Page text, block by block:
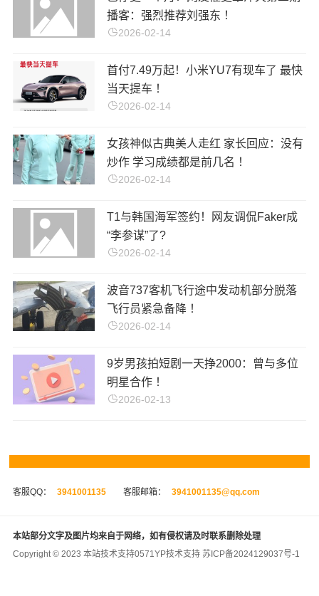
播客：强烈推荐刘强东 ！
2026-02-14
首付7.49万起！小米YU7有现车了 最快
当天提车 ！
2026-02-14
女孩神似古典美人走红 家长回应：没有
炒作 学习成绩都是前几名 ！
2026-02-14
T1与韩国海军签约！网友调侃Faker成
“李参谋”了?
2026-02-14
波音737客机飞行途中发动机部分脱落
飞行员紧急备降 ！
2026-02-14
9岁男孩拍短剧一天挣2000：曾与多位
明星合作 ！
2026-02-13
客服QQ： 3941001135 客服邮箱： 3941001135@qq.com
本站部分文字及图片均来自于网络，如有侵权请及时联系删除处理
Copyright © 2023 本站技术支持0571YP技术支持 苏ICP备2024129037号-1